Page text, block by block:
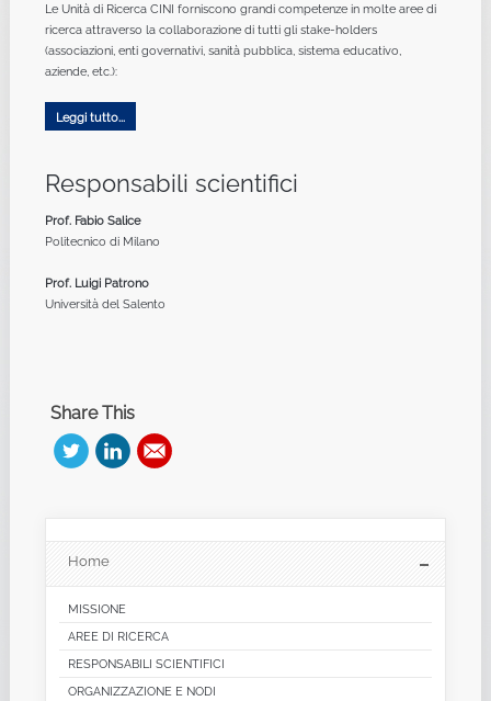
Le Unità di Ricerca CINI forniscono grandi competenze in molte aree di
ricerca attraverso la collaborazione di tutti gli stake-holders
(associazioni, enti governativi, sanità pubblica, sistema educativo,
aziende, etc.):
Leggi tutto...
Responsabili scientifici
Prof. Fabio Salice
Politecnico di Milano
Prof. Luigi Patrono
Università del Salento
Share This
Home
MISSIONE
AREE DI RICERCA
RESPONSABILI SCIENTIFICI
ORGANIZZAZIONE E NODI